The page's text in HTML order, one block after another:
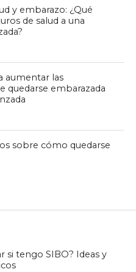
y embarazo: ¿Qué
de salud a una
aumentar las
quedarse embarazada
sobre cómo quedarse
si tengo SIBO? Ideas y